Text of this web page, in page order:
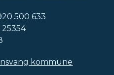
500 633
kommune